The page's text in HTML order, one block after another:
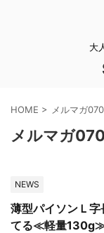
大
HOME > メルマガ
メルマガ
NEWS
薄型パイソンＬ
てる≪軽量130g≫